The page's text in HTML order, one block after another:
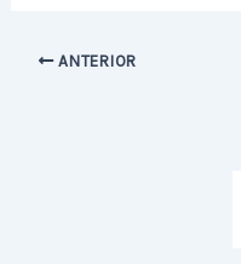
ANTERIOR